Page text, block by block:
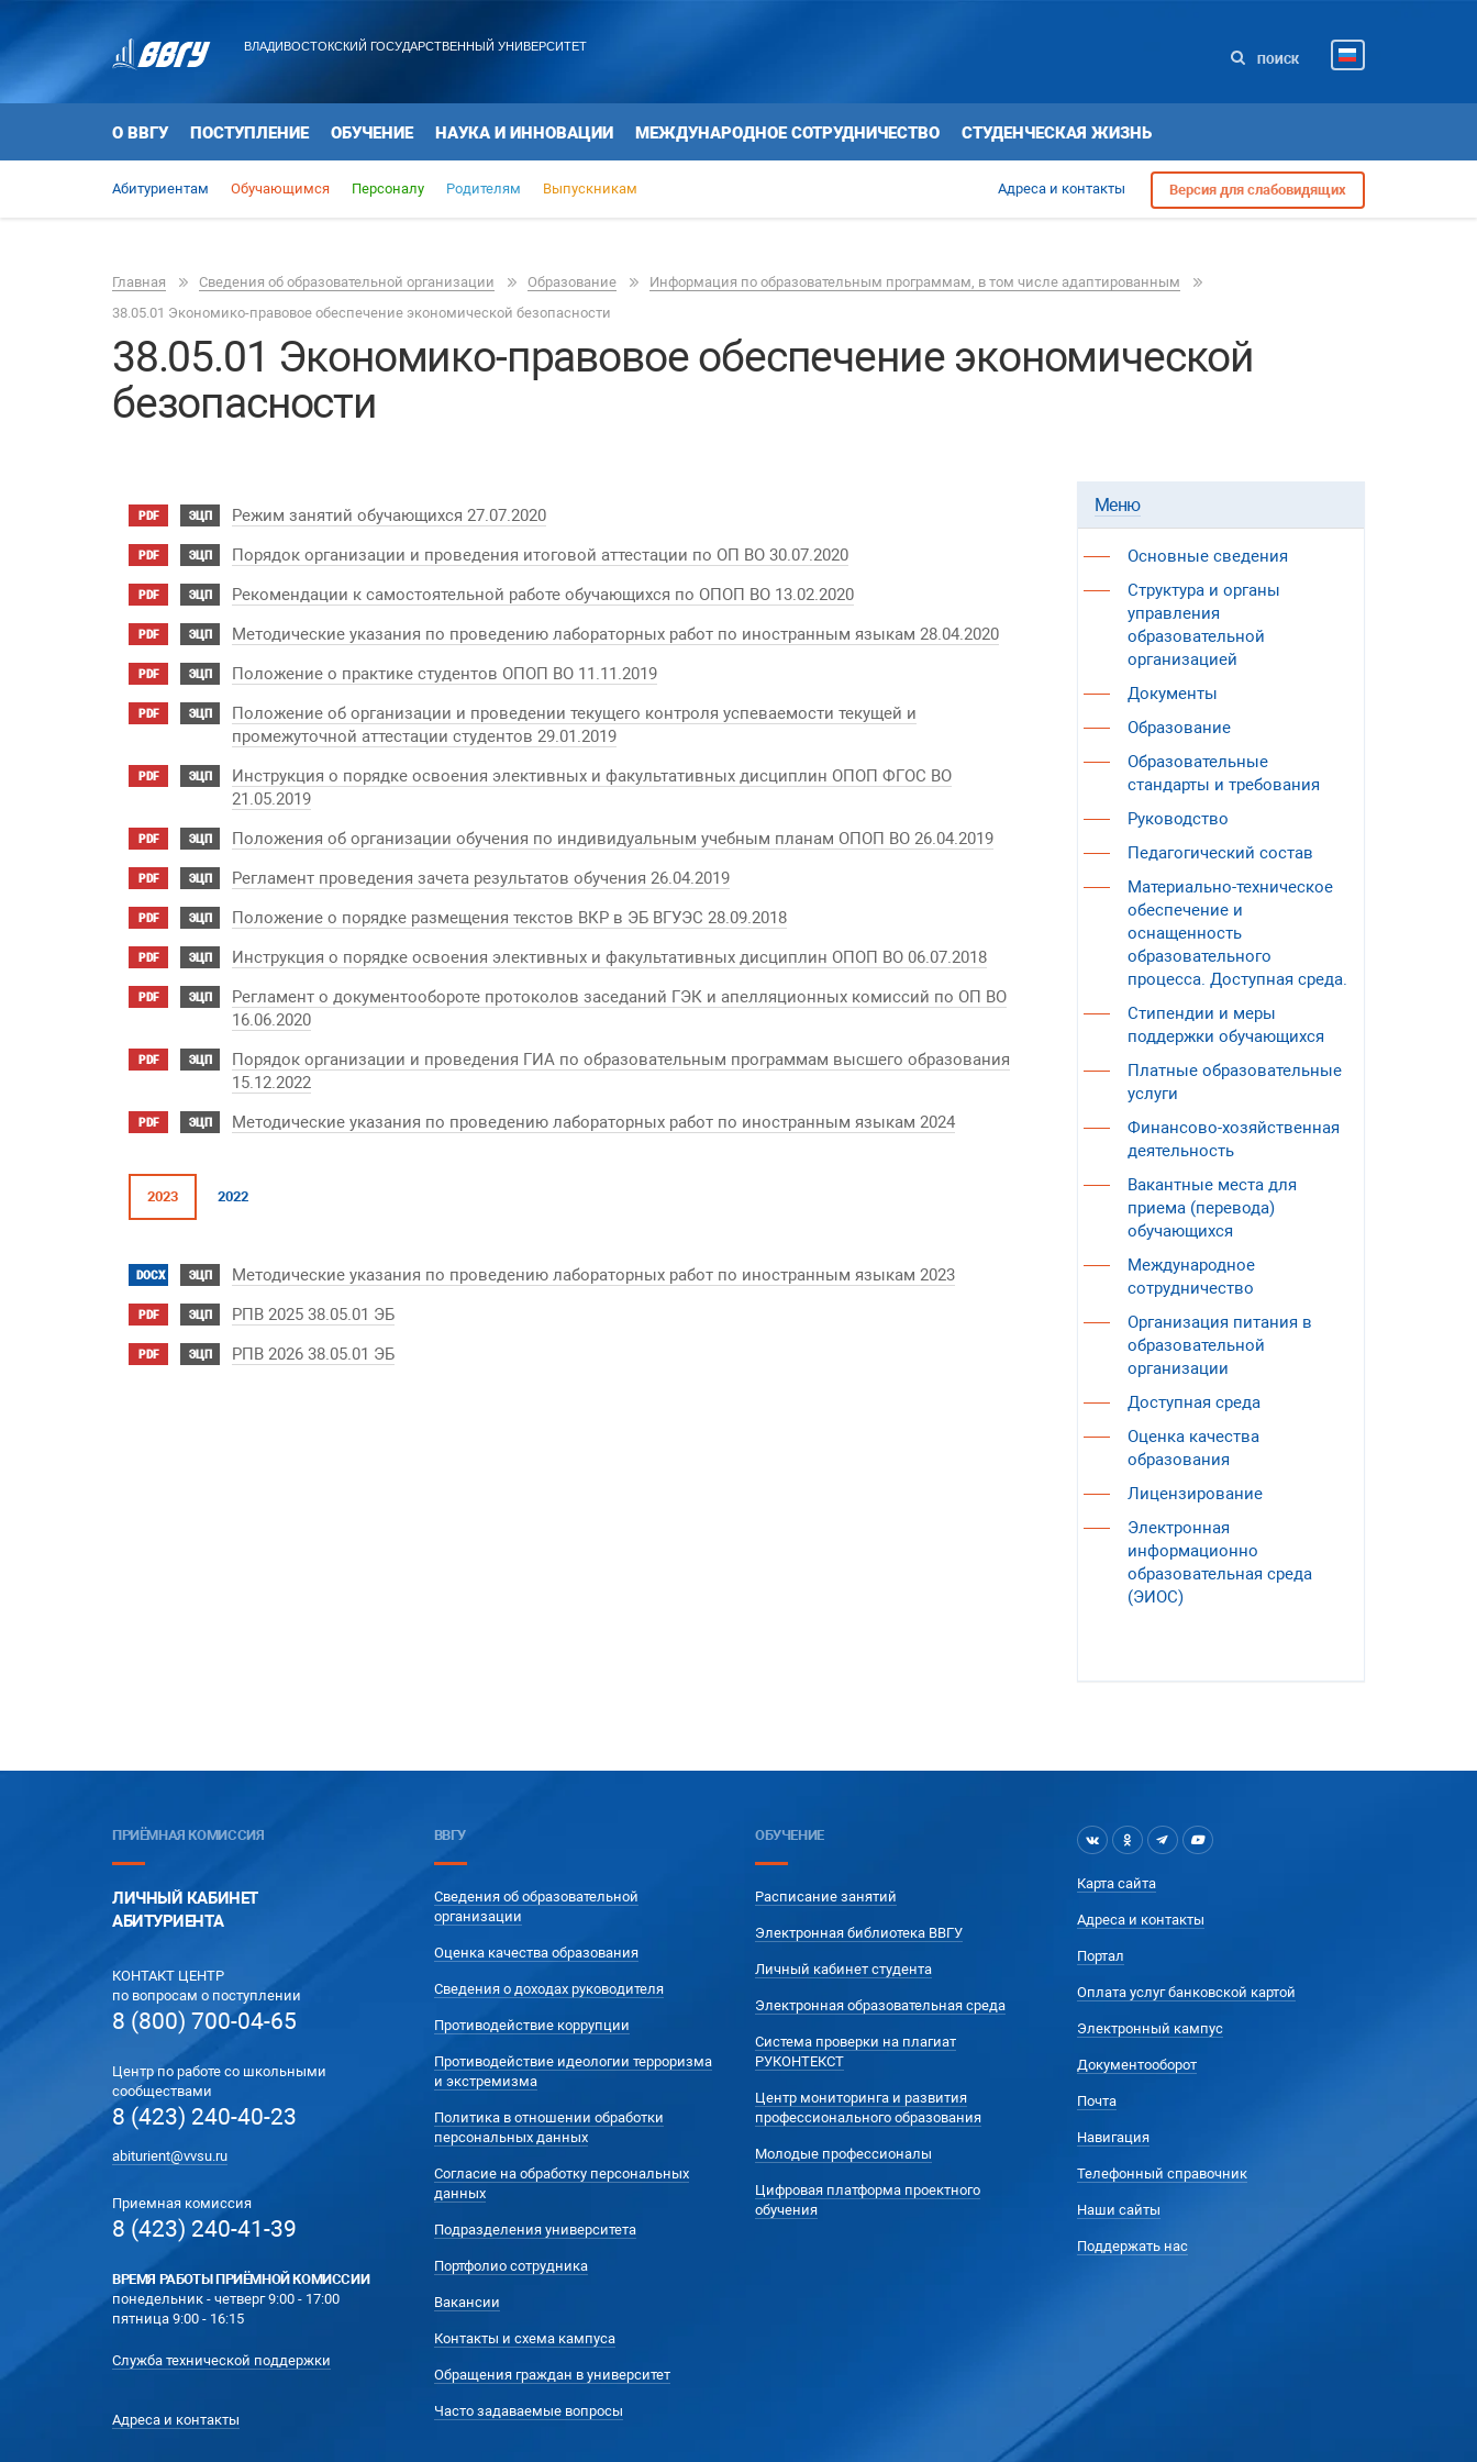
ВЛАДИВОСТОКСКИЙ ГОСУДАРСТВЕННЫЙ УНИВЕРСИТЕТ
ПОИСК
О ВВГУ ПОСТУПЛЕНИЕ ОБУЧЕНИЕ НАУКА И ИННОВАЦИИ МЕЖДУНАРОДНОЕ СОТРУДНИЧЕСТВО СТУДЕНЧЕСКАЯ ЖИЗНЬ
Абитуриентам Обучающимся Персоналу Родителям Выпускникам Адреса и контакты Версия для слабовидящих
Главная Сведения об образовательной организации Образование
Информация по образовательным программам, в том числе адаптированным
38.05.01 Экономико-правовое обеспечение экономической безопасности
38.05.01 Экономико-правовое обеспечение экономической
безопасности
PDF ЭЦП Режим занятий обучающихся 27.07.2020
PDF ЭЦП Порядок организации и проведения итоговой аттестации по ОП ВО 30.07.2020
PDF ЭЦП Рекомендации к самостоятельной работе обучающихся по ОПОП ВО 13.02.2020
PDF ЭЦП Методические указания по проведению лабораторных работ по иностранным языкам 28.04.2020
PDF ЭЦП Положение о практике студентов ОПОП ВО 11.11.2019
PDF ЭЦП
Положение об организации и проведении текущего контроля успеваемости текущей и
промежуточной аттестации студентов 29.01.2019
PDF ЭЦП
Инструкция о порядке освоения элективных и факультативных дисциплин ОПОП ФГОС ВО
21.05.2019
PDF ЭЦП Положения об организации обучения по индивидуальным учебным планам ОПОП ВО 26.04.2019
PDF ЭЦП Регламент проведения зачета результатов обучения 26.04.2019
PDF ЭЦП Положение о порядке размещения текстов ВКР в ЭБ ВГУЭС 28.09.2018
PDF ЭЦП Инструкция о порядке освоения элективных и факультативных дисциплин ОПОП ВО 06.07.2018
PDF ЭЦП
Регламент о документообороте протоколов заседаний ГЭК и апелляционных комиссий по ОП ВО
16.06.2020
PDF ЭЦП
Порядок организации и проведения ГИА по образовательным программам высшего образования
15.12.2022
PDF ЭЦП Методические указания по проведению лабораторных работ по иностранным языкам 2024
2023 2022
DOCX ЭЦП Методические указания по проведению лабораторных работ по иностранным языкам 2023
PDF ЭЦП РПВ 2025 38.05.01 ЭБ
PDF ЭЦП РПВ 2026 38.05.01 ЭБ
Меню
Основные сведения
Структура и органы
управления
образовательной
организацией
Документы
Образование
Образовательные
стандарты и требования
Руководство
Педагогический состав
Материально-техническое
обеспечение и
оснащенность
образовательного
процесса. Доступная среда.
Стипендии и меры
поддержки обучающихся
Платные образовательные
услуги
Финансово-хозяйственная
деятельность
Вакантные места для
приема (перевода)
обучающихся
Международное
сотрудничество
Организация питания в
образовательной
организации
Доступная среда
Оценка качества
образования
Лицензирование
Электронная
информационно
образовательная среда
(ЭИОС)
ПРИЁМНАЯ КОМИССИЯ
ЛИЧНЫЙ КАБИНЕТ
АБИТУРИЕНТА
КОНТАКТ ЦЕНТР
по вопросам о поступлении
8 (800) 700-04-65
Центр по работе со школьными
сообществами
8 (423) 240-40-23
abiturient@vvsu.ru
Приемная комиссия
8 (423) 240-41-39
ВРЕМЯ РАБОТЫ ПРИЁМНОЙ КОМИССИИ
понедельник - четверг 9:00 - 17:00
пятница 9:00 - 16:15
Служба технической поддержки
Адреса и контакты
ВВГУ
Сведения об образовательной
организации
Оценка качества образования
Сведения о доходах руководителя
Противодействие коррупции
Противодействие идеологии терроризма
и экстремизма
Политика в отношении обработки
персональных данных
Согласие на обработку персональных
данных
Подразделения университета
Портфолио сотрудника
Вакансии
Контакты и схема кампуса
Обращения граждан в университет
Часто задаваемые вопросы
ОБУЧЕНИЕ
Расписание занятий
Электронная библиотека ВВГУ
Личный кабинет студента
Электронная образовательная среда
Система проверки на плагиат
РУКОНТЕКСТ
Центр мониторинга и развития
профессионального образования
Молодые профессионалы
Цифровая платформа проектного
обучения
Карта сайта
Адреса и контакты
Портал
Оплата услуг банковской картой
Электронный кампус
Документооборот
Почта
Навигация
Телефонный справочник
Наши сайты
Поддержать нас